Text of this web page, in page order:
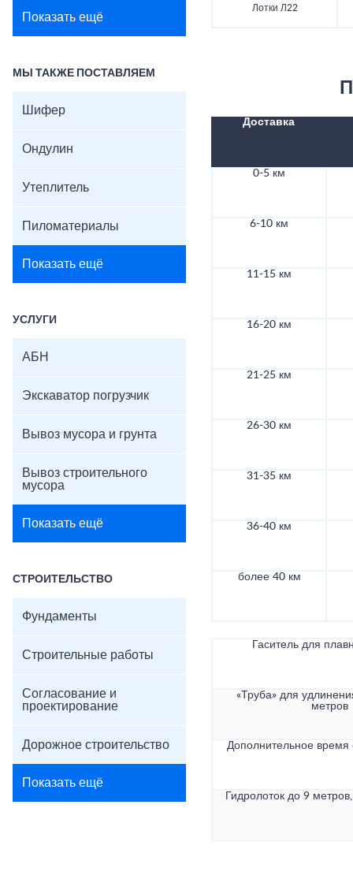
Показать ещё
МЫ ТАКЖЕ ПОСТАВЛЯЕМ
Шифер
Ондулин
Утеплитель
Пиломатериалы
Показать ещё
УСЛУГИ
АБН
Экскаватор погрузчик
Вывоз мусора и грунта
Вывоз строительного
мусора
Показать ещё
СТРОИТЕЛЬСТВО
Фундаменты
Строительные работы
Согласование и
проектирование
Дорожное строительство
Показать ещё
Лотки Л22
Доставка
0-5 км
6-10 км
11-15 км
16-20 км
21-25 км
26-30 км
31-35 км
36-40 км
более 40 км
Гаситель для
«Труба» для
метров
Дополнительное
Гидролоток до 9